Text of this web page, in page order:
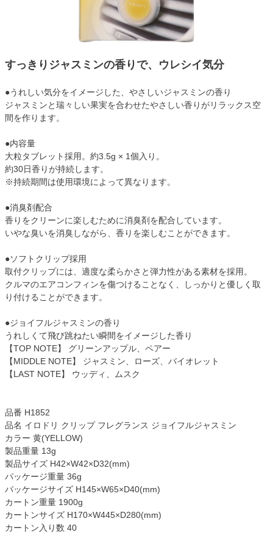
すっきりジャスミンの香りで、ウレシイ気分
●うれしい気分をイメージした、やさしいジャスミンの香り
ジャスミンと瑞々しい果実を合わせたやさしい香りがリラックス空
間を作ります。
●内容量
大粒タブレット採用。約3.5g × 1個入り。
約30日香りが持続します。
※持続期間は使用環境によって異なります。
●消臭剤配合
香りをクリーンに楽しむために消臭剤を配合しています。
いやな臭いを消臭しながら、香りを楽しむことができます。
●ソフトクリップ採用
取付クリップには、適度な柔らかさと弾力性がある素材を採用。
クルマのエアコンフィンを傷つけることなく、しっかりと優しく取
り付けることができます。
●ジョイフルジャスミンの香り
うれしくて飛び跳ねたい瞬間をイメージした香り
【TOP NOTE】 グリーンアップル、ペアー
【MIDDLE NOTE】 ジャスミン、ローズ、バイオレット
【LAST NOTE】 ウッディ、ムスク
品番 H1852
品名 イロドリ クリップ フレグランス ジョイフルジャスミン
カラー 黄(YELLOW)
製品重量 13g
製品サイズ H42×W42×D32(mm)
パッケージ重量 36g
パッケージサイズ H145×W65×D40(mm)
カートン重量 1900g
カートンサイズ H170×W445×D280(mm)
カートン入り数 40